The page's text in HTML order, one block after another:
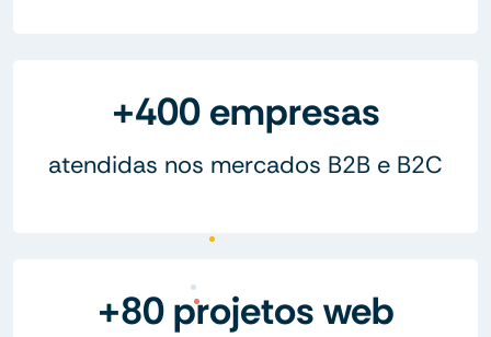
+400 empresas
atendidas nos mercados B2B e B2C
+80 projetos web